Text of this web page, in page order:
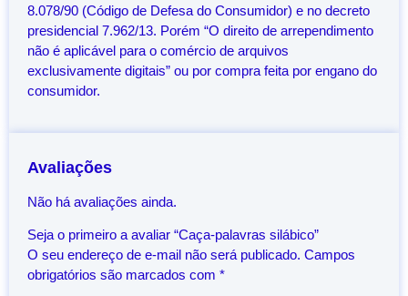
8.078/90 (Código de Defesa do Consumidor) e no decreto
presidencial 7.962/13. Porém “O direito de arrependimento
não é aplicável para o comércio de arquivos
exclusivamente digitais” ou por compra feita por engano do
consumidor.
Avaliações
Não há avaliações ainda.
Seja o primeiro a avaliar “Caça-palavras silábico”
O seu endereço de e-mail não será publicado. Campos
obrigatórios são marcados com *